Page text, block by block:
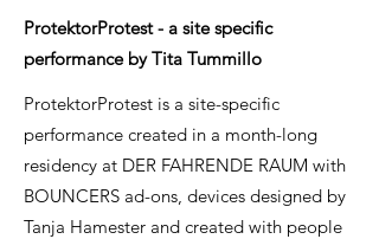
ProtektorProtest - a site specific
performance by Tita Tummillo
ProtektorProtest is a site-specific
performance created in a month-long
residency at DER FAHRENDE RAUM with
BOUNCERS ad-ons, devices designed by
Tanja Hamester and created with people